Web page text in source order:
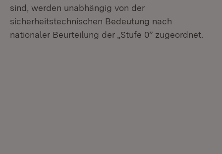
sind, werden unabhängig von der
sicherheitstechnischen Bedeutung nach
nationaler Beurteilung der „Stufe 0” zugeordnet.